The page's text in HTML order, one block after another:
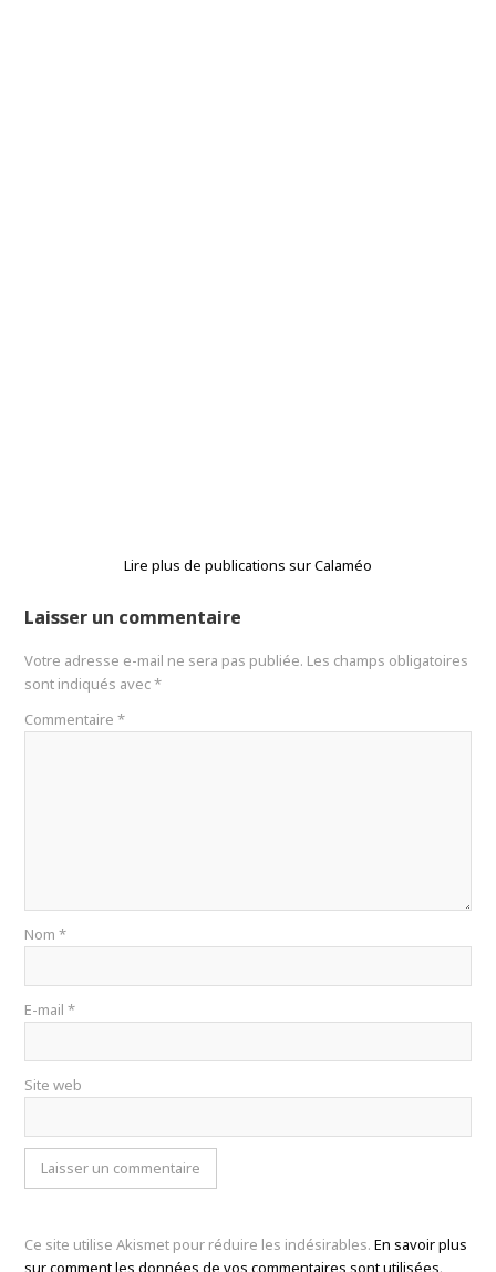
Lire plus de publications sur Calaméo
Laisser un commentaire
Votre adresse e-mail ne sera pas publiée. Les champs obligatoires
sont indiqués avec*
Commentaire*
Nom*
E-mail*
Site web
Ce site utilise Akismet pour réduire les indésirables.En savoir plus